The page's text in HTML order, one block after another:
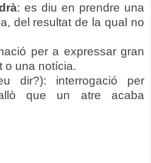
: es diu en prendre una
del resultat de la qual no
per a expressar gran
o una notícia.
dir?): interrogació per
que un atre acaba